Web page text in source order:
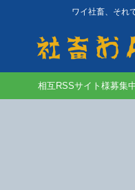
ワイ社畜、それ
相互RSSサイト様募集